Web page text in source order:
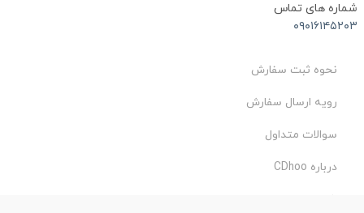
شماره های تماس
۰۹۰۱۶۱۴۵۲۰۳
نحوه ثبت سفارش
رویه ارسال سفارش
سوالات متداول
درباره CDhoo